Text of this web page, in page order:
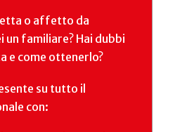
o affetto da
un familiare? Hai dubbi
e come ottenerlo?
su tutto il
con: